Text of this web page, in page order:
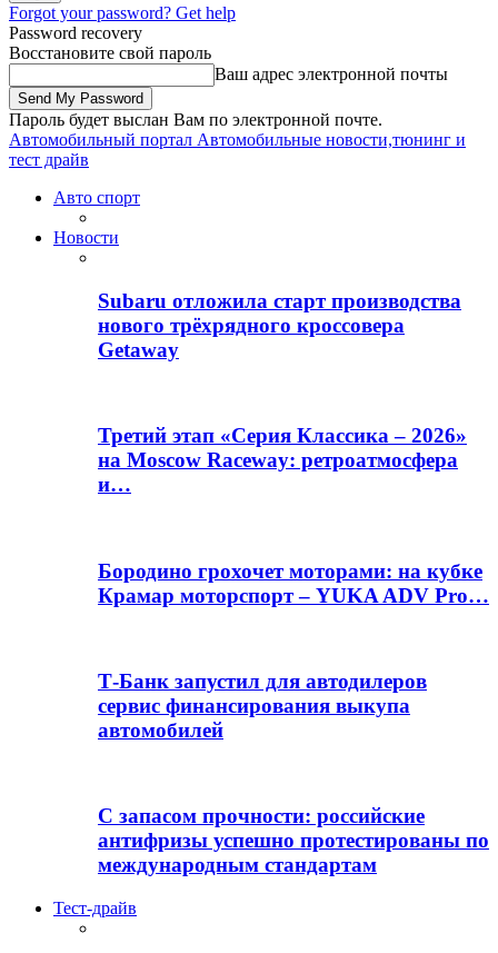
Forgot your password? Get help
Password recovery
Восстановите свой пароль
Ваш адрес электронной почты
Пароль будет выслан Вам по электронной почте.
Автомобильный портал Автомобильные новости,тюнинг и
тест драйв
Авто спорт
Новости
Subaru отложила старт производства
нового трёхрядного кроссовера
Getaway
Третий этап «Серия Классика – 2026»
на Moscow Raceway: ретроатмосфера
и…
Бородино грохочет моторами: на кубке
Крамар моторспорт – YUKA ADV Pro…
Т-Банк запустил для автодилеров
сервис финансирования выкупа
автомобилей
С запасом прочности: российские
антифризы успешно протестированы по
международным стандартам
Тест-драйв